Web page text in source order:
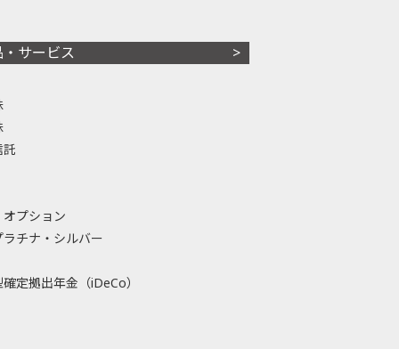
・サービス
託
プション
ラチナ・シルバー
定拠出年金（iDeCo）